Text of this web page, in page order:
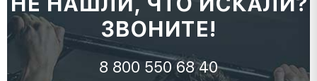
ЗВОНИТЕ!
8 800 550 68 40